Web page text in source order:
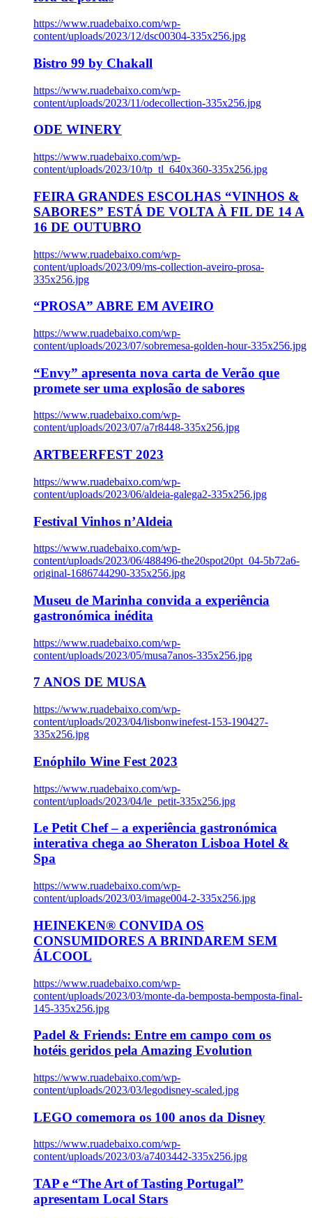
https://www.ruadebaixo.com/wp-
content/uploads/2023/12/dsc00304-335x256.jpg
Bistro 99 by Chakall
https://www.ruadebaixo.com/wp-
content/uploads/2023/11/odecollection-335x256.jpg
ODE WINERY
https://www.ruadebaixo.com/wp-
content/uploads/2023/10/tp_tl_640x360-335x256.jpg
FEIRA GRANDES ESCOLHAS “VINHOS &
SABORES” ESTÁ DE VOLTA À FIL DE 14 A
16 DE OUTUBRO
https://www.ruadebaixo.com/wp-
content/uploads/2023/09/ms-collection-aveiro-prosa-
335x256.jpg
“PROSA” ABRE EM AVEIRO
https://www.ruadebaixo.com/wp-
content/uploads/2023/07/sobremesa-golden-hour-335x256.jpg
“Envy” apresenta nova carta de Verão que
promete ser uma explosão de sabores
https://www.ruadebaixo.com/wp-
content/uploads/2023/07/a7r8448-335x256.jpg
ARTBEERFEST 2023
https://www.ruadebaixo.com/wp-
content/uploads/2023/06/aldeia-galega2-335x256.jpg
Festival Vinhos n’Aldeia
https://www.ruadebaixo.com/wp-
content/uploads/2023/06/488496-the20spot20pt_04-5b72a6-
original-1686744290-335x256.jpg
Museu de Marinha convida a experiência
gastronómica inédita
https://www.ruadebaixo.com/wp-
content/uploads/2023/05/musa7anos-335x256.jpg
7 ANOS DE MUSA
https://www.ruadebaixo.com/wp-
content/uploads/2023/04/lisbonwinefest-153-190427-
335x256.jpg
Enóphilo Wine Fest 2023
https://www.ruadebaixo.com/wp-
content/uploads/2023/04/le_petit-335x256.jpg
Le Petit Chef – a experiência gastronómica
interativa chega ao Sheraton Lisboa Hotel &
Spa
https://www.ruadebaixo.com/wp-
content/uploads/2023/03/image004-2-335x256.jpg
HEINEKEN® CONVIDA OS
CONSUMIDORES A BRINDAREM SEM
ÁLCOOL
https://www.ruadebaixo.com/wp-
content/uploads/2023/03/monte-da-bemposta-bemposta-final-
145-335x256.jpg
Padel & Friends: Entre em campo com os
hotéis geridos pela Amazing Evolution
https://www.ruadebaixo.com/wp-
content/uploads/2023/03/legodisney-scaled.jpg
LEGO comemora os 100 anos da Disney
https://www.ruadebaixo.com/wp-
content/uploads/2023/03/a7403442-335x256.jpg
TAP e “The Art of Tasting Portugal”
apresentam Local Stars